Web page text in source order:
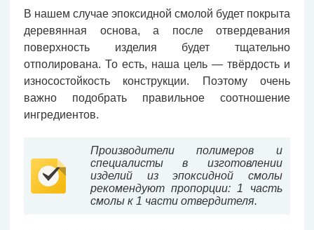
В нашем случае эпоксидной смолой будет покрыта
деревянная основа, а после отвердевания
поверхность изделия будет тщательно
отполирована. То есть, наша цель — твёрдость и
износостойкость конструкции. Поэтому очень
важно подобрать правильное соотношение
ингредиентов.
Производители полимеров и
специалисты в изготовлении
изделий из эпоксидной смолы
рекомендуют пропорции: 1 часть
смолы к 1 части отвердителя.